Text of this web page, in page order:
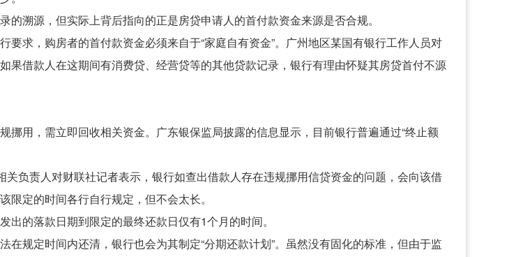
溯源，但实际上背后指向的正是房贷申请人的首付款资金来源是否合规。
求，购房者的首付款资金必须来自于“家庭自有资金”。广州地区某国有银行工作人员对
果借款人在这期间有消费贷、经营贷等的其他贷款记录，银行有理由怀疑其房贷首付不源
用，需立即回收相关资金。广东银保监局披露的信息显示，目前银行普遍通过“终止额
负责人对财联社记者表示，银行如查出借款人存在违规挪用信贷资金的问题，会向该借
定的时间各行自行规定，但不会太长。
的落款日期到限定的最终还款日仅有1个月的时间。
规定时间内还清，银行也会为其制定“分期还款计划”。虽然没有固化的标准，但由于监